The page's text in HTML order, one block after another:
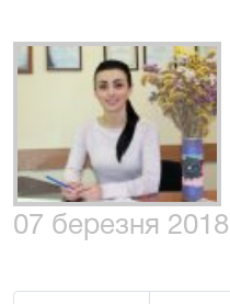
07 березня